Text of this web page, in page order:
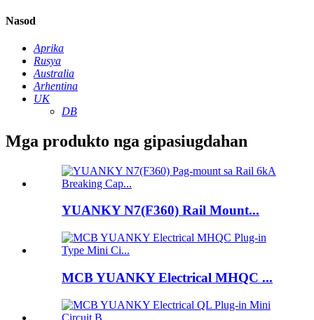
Nasod
Aprika
Rusya
Australia
Arhentina
UK
DB
Mga produkto nga gipasiugdahan
YUANKY N7(F360) Rail Mount...
MCB YUANKY Electrical MHQC ...